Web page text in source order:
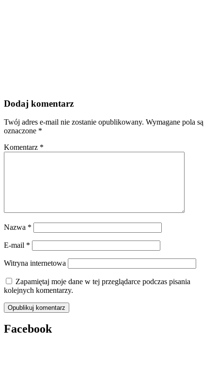
Dodaj komentarz
Twój adres e-mail nie zostanie opublikowany. Wymagane pola są
oznaczone *
Komentarz *
Nazwa *
E-mail *
Witryna internetowa
Zapamiętaj moje dane w tej przeglądarce podczas pisania
kolejnych komentarzy.
Facebook